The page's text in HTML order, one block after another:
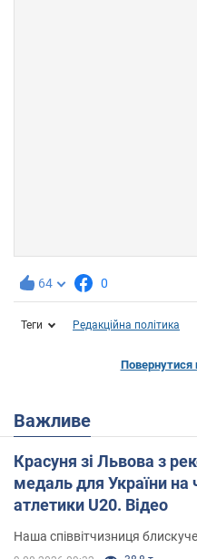
64 0
Теги Редакційна політика
Повернутися
Важливе
Красуня зі Львова з
медаль для України на
атлетики U20. Відео
Наша співвітчизниця